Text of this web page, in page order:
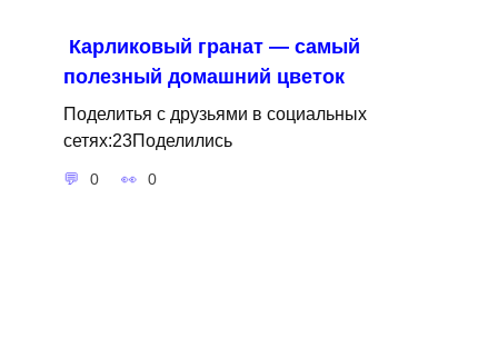
Карликовый гранат — самый
полезный домашний цветок
Поделитья с друзьями в социальных
сетях:23Поделились
0 0